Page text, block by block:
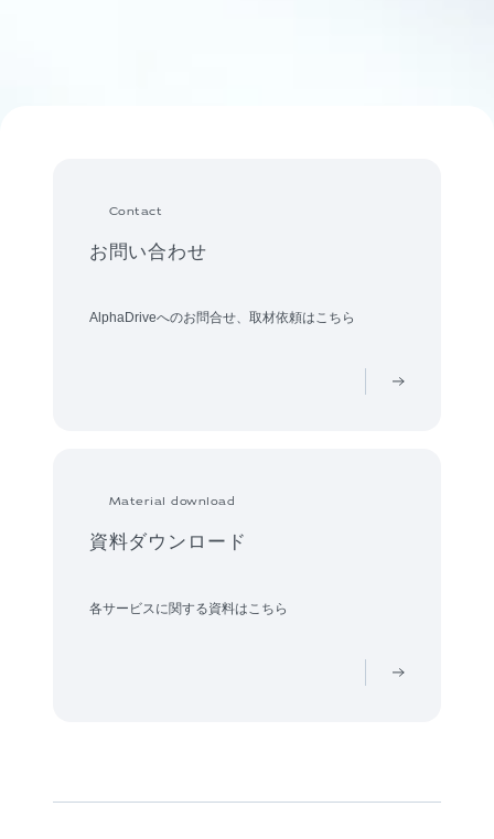
Contact
お問い合わせ
AlphaDriveへのお問合せ、取材依頼はこちら
Material download
資料ダウンロード
各サービスに関する資料はこちら